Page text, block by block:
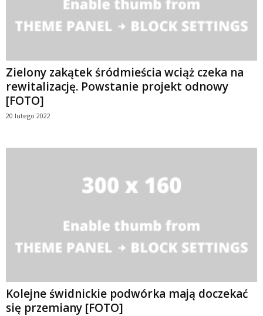
Zielony zakątek śródmieścia wciąż czeka na
rewitalizację. Powstanie projekt odnowy
[FOTO]
20 lutego 2022
Kolejne świdnickie podwórka mają doczekać
się przemiany [FOTO]